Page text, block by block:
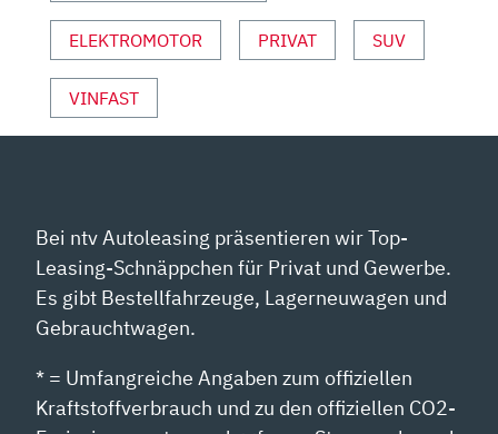
ERKLÄRT“
VON
ANZEIGEN
ELEKTROMOTOR PRIVAT SUV
VINFAST
Bei ntv Autoleasing präsentieren wir Top-
Leasing-Schnäppchen für Privat und Gewerbe.
Es gibt Bestellfahrzeuge, Lagerneuwagen und
Gebrauchtwagen.
* = Umfangreiche Angaben zum offiziellen
Kraftstoffverbrauch und zu den offiziellen CO2-